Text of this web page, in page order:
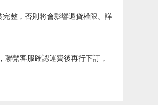
完整，否則將會影響退貨權限。詳
，聯繫客服確認運費後再行下訂，